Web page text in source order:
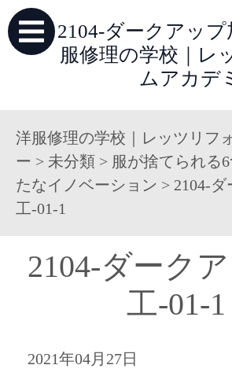
2104-ダークアップ
服修理の学校｜レ
ムアカデ
洋服修理の学校｜レッツリフ
ー > 未分類 > 服が捨てられる
たなイノベーション > 2104-
工-01-1
2104-ダーク
工-01-1
2021年04月27日